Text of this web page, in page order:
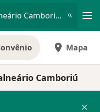
Psicólogo • Ariribá, Balneário Camboriú, Santa Catarina SC
Mapa
Camboriú